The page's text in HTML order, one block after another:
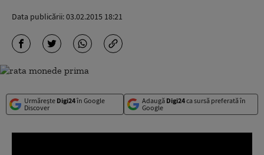
Data publicării:03.02.2015 18:21
Urmărește Digi24în Google
Discover
Adaugă Digi24ca sursă preferată în
Google